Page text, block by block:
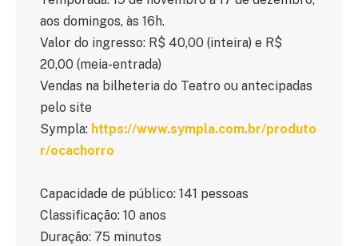
aos domingos, às 16h.
Valor do ingresso: R$ 40,00 (inteira) e R$
20,00 (meia-entrada)
Vendas na bilheteria do Teatro ou antecipadas
pelo site
Sympla: https://www.sympla.com.br/produto
r/ocachorro
Capacidade de público: 141 pessoas
Classificação: 10 anos
Duração: 75 minutos